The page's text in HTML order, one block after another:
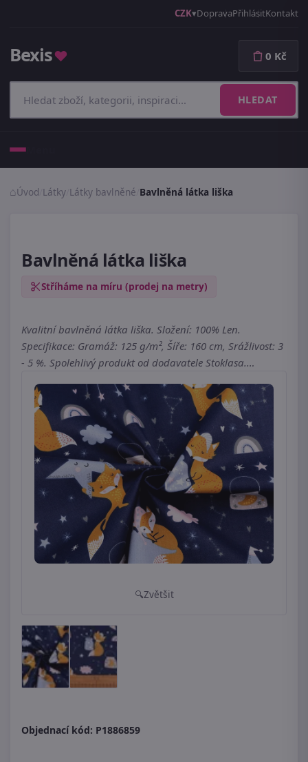
CZK DopravaPřihlásitKontakt
Bexis♥
HLEDAT
0 Kč
Úvod Látky Látky bavlněné Bavlněná látka liška
Bavlněná látka liška
Stříháme na míru (prodej na metry)
Kvalitní bavlněná látka liška. Složení: 100% Len.
Specifikace: Gramáž: 125 g/m², Šíře: 160 cm, Srážlivost: 3
- 5 %. Spolehlivý produkt od dodavatele Stoklasa.…
Zvětšit
Objednací kód: P1886859